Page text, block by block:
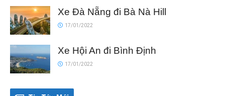
Xe Đà Nẵng đi Bà Nà Hill
17/01/2022
Xe Hội An đi Bình Định
17/01/2022